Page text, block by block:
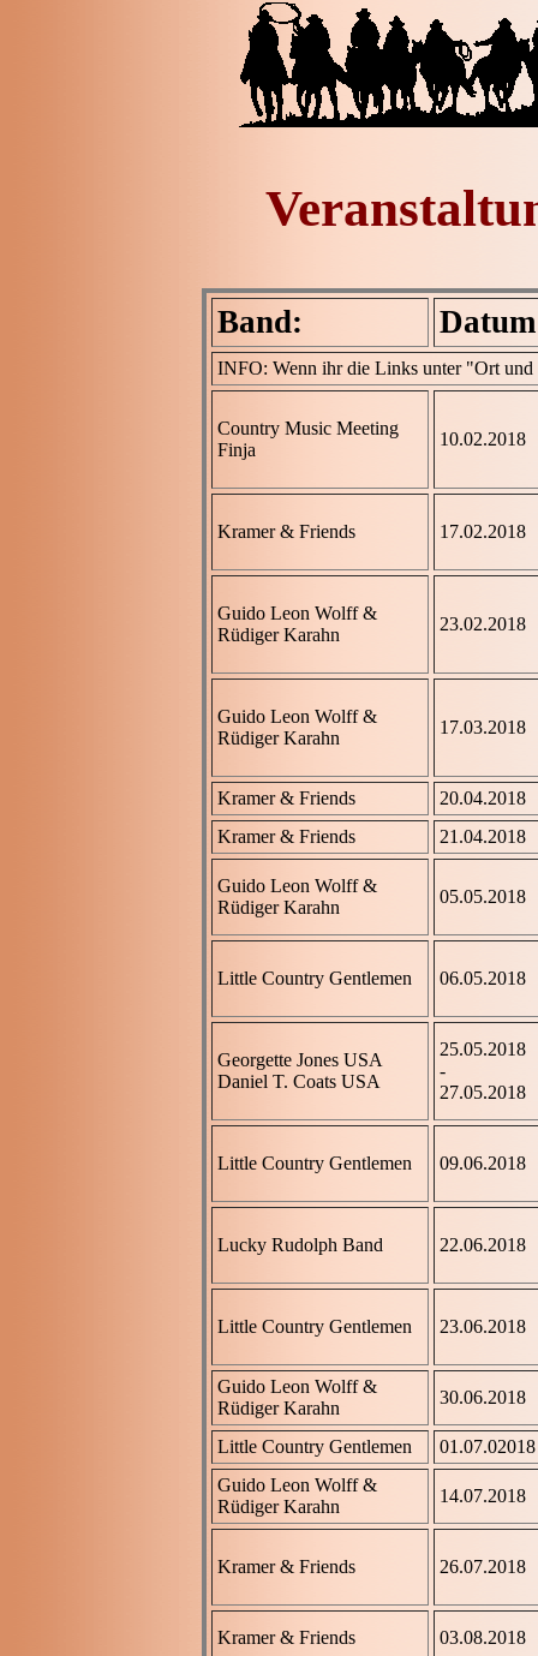
Band:
INFO: Wenn ihr die Links unter "Ort
Country Music Meeting
Finja
10.02.2018
Kramer & Friends 17.02.2018
Guido Leon Wolff &
Rüdiger Karahn
23.02.2018
Guido Leon Wolff &
Rüdiger Karahn
17.03.2018
Kramer & Friends
20.04.2018
Kramer & Friends
21.04.2018
Guido Leon Wolff &
Rüdiger Karahn
05.05.2018
Little Country Gentlemen 06.05.2018
Georgette Jones USA
Daniel T. Coats USA
25.05.2018
-
27.05.2018
Little Country Gentlemen 09.06.2018
Lucky Rudolph Band 22.06.2018
Little Country Gentlemen 23.06.2018
Guido Leon Wolff &
Rüdiger Karahn
30.06.2018
Little Country Gentlemen
01.07.02018
Guido Leon Wolff &
Rüdiger Karahn
14.07.2018
Kramer & Friends 26.07.2018
Kramer & Friends 03.08.2018